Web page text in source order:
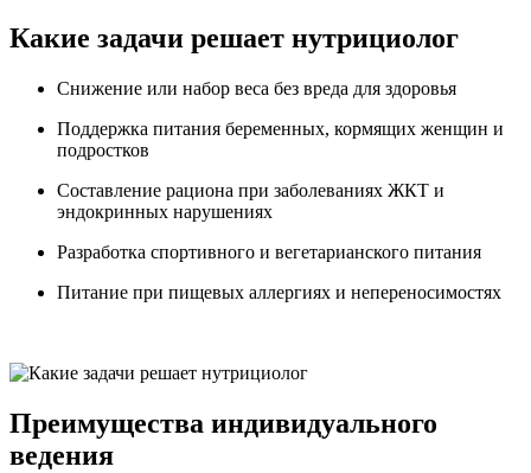
Какие задачи решает нутрициолог
Снижение или набор веса без вреда для здоровья
Поддержка питания беременных, кормящих женщин и
подростков
Составление рациона при заболеваниях ЖКТ и
эндокринных нарушениях
Разработка спортивного и вегетарианского питания
Питание при пищевых аллергиях и непереносимостях
Преимущества индивидуального
ведения